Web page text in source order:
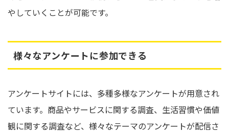
やしていくことが可能です。
様々なアンケートに参加できる
アンケートサイトには、多種多様なアンケートが用意され
ています。商品やサービスに関する調査、生活習慣や価値
観に関する調査など、様々なテーマのアンケートが配信さ